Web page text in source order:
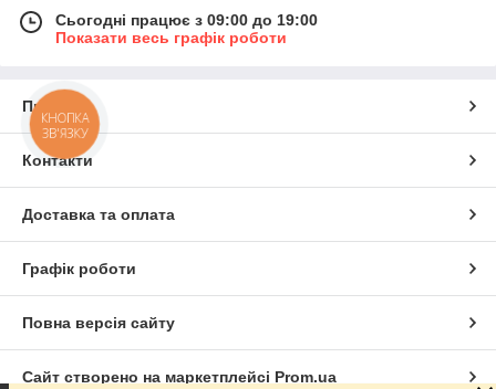
Сьогодні працює з 09:00 до 19:00
Показати весь графік роботи
Про нас
Контакти
Доставка та оплата
Графік роботи
Повна версія сайту
Сайт створено на маркетплейсі Prom.ua
КНОПКА
ЗВ'ЯЗКУ